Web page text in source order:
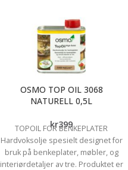
OSMO TOP OIL 3068
NATURELL 0,5L
kr399
TOPOIL FOR BENKEPLATER
Hardvoksolje spesielt designet for
bruk på benkeplater, møbler, og
interiørdetaljer av tre. Produktet er